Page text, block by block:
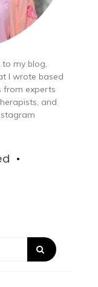
to my blog,
I wrote based
from experts
and